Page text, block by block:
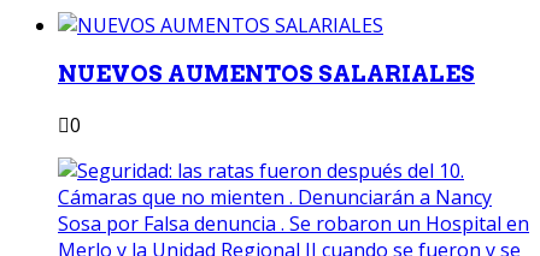
NUEVOS AUMENTOS SALARIALES
0